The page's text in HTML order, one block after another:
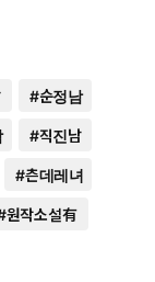
#순정남
#직진남
#츤데레녀
원작소설有